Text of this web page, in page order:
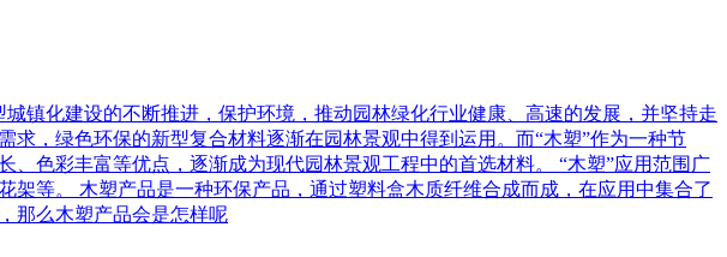
镇化建设的不断推进，保护环境，推动园林绿化行业健康、高速的发展，并坚持走
，绿色环保的新型复合材料逐渐在园林景观中得到运用。而“木塑”作为一种节
色彩丰富等优点，逐渐成为现代园林景观工程中的首选材料。 “木塑”应用范围广
等。 木塑产品是一种环保产品，通过塑料盒木质纤维合成而成，在应用中集合了
那么木塑产品会是怎样呢